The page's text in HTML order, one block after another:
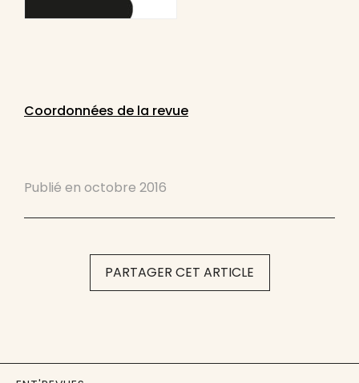
Coordonnées de la revue
Publié en octobre 2016
PARTAGER CET ARTICLE